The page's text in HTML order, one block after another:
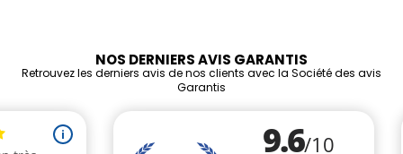
NOS DERNIERS AVIS GARANTIS
Retrouvez les derniers avis de nos clients avec la Société des avis
Garantis